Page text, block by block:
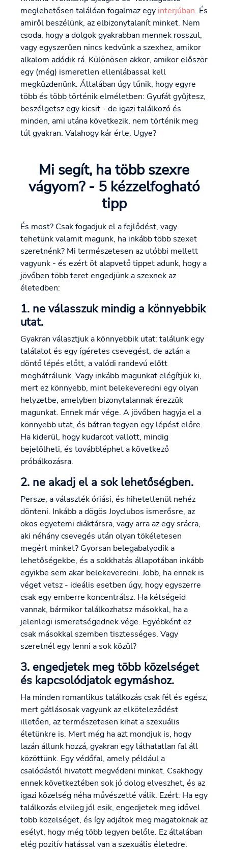
meglehetősen találóan fogalmaz egy interjúban. És
amiről beszélünk, az elbizonytalanít minket. Nem
csoda, hogy a dolgok gyakrabban mennek rosszul,
vagy egyszerűen nincs kedvünk a szexhez, amikor
alkalom adódik rá. Különösen akkor, amikor először
egy (még) ismeretlen ellenlábassal kell
megküzdenünk. Általában úgy tűnik, hogy egyre
több és több történik elméletben: Gyufát gyűjtesz,
beszélgetsz egy kicsit - de igazi találkozó és
minden, ami utána következik, nem történik meg
túl gyakran. Valahogy kár érte. Ugye?
Mi segít, ha több szexre
vágyom? - 5 kézzelfogható
tipp
És most? Csak fogadjuk el a fejlődést, vagy
tehetünk valamit magunk, ha inkább több szexet
szeretnénk? Mi természetesen az utóbbi mellett
vagyunk - és ezért öt alapvető tippet adunk, hogy a
jövőben több teret engedjünk a szexnek az
életedben:
1. ne válasszuk mindig a könnyebbik
utat.
Gyakran választjuk a könnyebbik utat: találunk egy
találatot és egy ígéretes csevegést, de aztán a
döntő lépés előtt, a valódi randevú előtt
meghátrálunk. Vagy inkább magunkat elégítjük ki,
mert ez könnyebb, mint belekeveredni egy olyan
helyzetbe, amelyben bizonytalannak érezzük
magunkat. Ennek már vége. A jövőben hagyja el a
könnyebb utat, és bátran tegyen egy lépést előre.
Ha kiderül, hogy kudarcot vallott, mindig
bejelölheti, és továbbléphet a következő
próbálkozásra.
2. ne akadj el a sok lehetőségben.
Persze, a választék óriási, és hihetetlenül nehéz
dönteni. Inkább a dögös Joyclubos ismerősre, az
okos egyetemi diáktársra, vagy arra az egy srácra,
aki néhány csevegés után olyan tökéletesen
megért minket? Gyorsan belegabalyodik a
lehetőségekbe, és a sokkhatás állapotában inkább
egyikbe sem akar belekeveredni. Jobb, ha ennek is
véget vetsz - ideális esetben úgy, hogy egyszerre
csak egy emberre koncentrálsz. Ha kétségeid
vannak, bármikor találkozhatsz másokkal, ha a
jelenlegi ismeretségednek vége. Egyébként ez
csak másokkal szemben tisztességes. Vagy
szeretnél egy lenni a sok közül?
3. engedjetek meg több közelséget
és kapcsolódjatok egymáshoz.
Ha minden romantikus találkozás csak fél és egész,
mert gátlásosak vagyunk az elköteleződést
illetően, az természetesen kihat a szexuális
életünkre is. Mert még ha azt mondjuk is, hogy
lazán állunk hozzá, gyakran egy láthatatlan fal áll
közöttünk. Egy védőfal, amely például a
csalódástól hivatott megvédeni minket. Csakhogy
ennek következtében sok jó dolog elveszhet, és az
igazi közelség néha művészetté válik. Ezért: Ha egy
találkozás elvileg jól esik, engedjetek meg idővel
több közelséget, és így adjátok meg magatoknak az
esélyt, hogy még több legyen belőle. Ez általában
elég pozitív hatással van a szexuális életedre.